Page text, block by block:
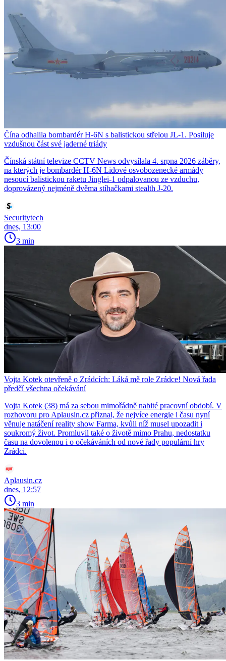
Čína odhalila bombardér H-6N s balistickou střelou JL-1. Posiluje
vzdušnou část své jaderné triády
Čínská státní televize CCTV News odvysílala 4. srpna 2026 záběry,
na kterých je bombardér H-6N Lidové osvobozenecké armády
nesoucí balistickou raketu Jinglei-1 odpalovanou ze vzduchu,
doprovázený nejméně dvěma stíhačkami stealth J-20.
Securitytech
dnes, 13:00
3 min
Vojta Kotek otevřeně o Zrádcích: Láká mě role Zrádce! Nová řada
předčí všechna očekávání
Vojta Kotek (38) má za sebou mimořádně nabité pracovní období. V
rozhovoru pro Aplausin.cz přiznal, že nejvíce energie i času nyní
věnuje natáčení reality show Farma, kvůli níž musel upozadit i
soukromý život. Promluvil také o životě mimo Prahu, nedostatku
času na dovolenou i o očekáváních od nové řady populární hry
Zrádci.
Aplausin.cz
dnes, 12:57
3 min